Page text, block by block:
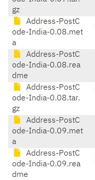
gz
Address-PostC
ode-India-0.08.met
a
Address-PostC
ode-India-0.08.rea
dme
Address-PostC
ode-India-0.08.tar.
gz
Address-PostC
ode-India-0.09.met
a
Address-PostC
ode-India-0.09.rea
dme